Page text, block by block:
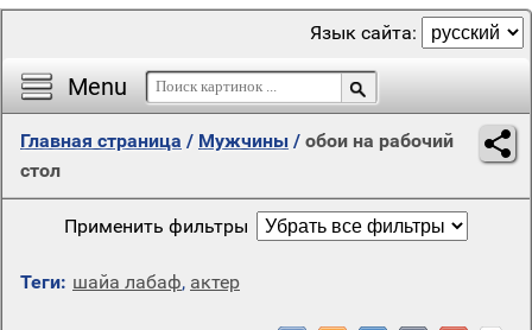
Menu
Язык сайта:
Главная страница / Мужчины / обои на рабочий
стол
Применить фильтры
Теги: шайа лабаф, актер